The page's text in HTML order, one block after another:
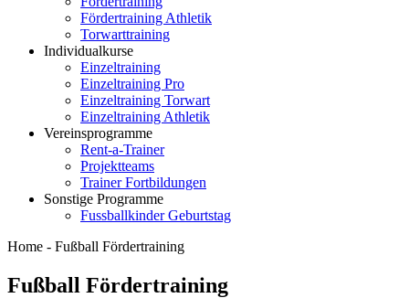
Fördertraining Athletik
Torwarttraining
Individualkurse
Einzeltraining
Einzeltraining Pro
Einzeltraining Torwart
Einzeltraining Athletik
Vereinsprogramme
Rent-a-Trainer
Projektteams
Trainer Fortbildungen
Sonstige Programme
Fussballkinder Geburtstag
Home - Fußball Fördertraining
Fußball Fördertraining